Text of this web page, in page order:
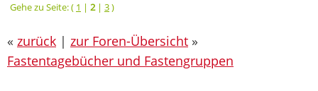
Gehe zu Seite: ( 1 | 2| 3)
« zurück | zur Foren-Übersicht »
Fastentagebücher und Fastengruppen